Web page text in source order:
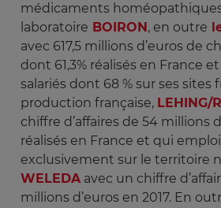
médicaments
laboratoire BOIRON , en outre
avec 617,5 millions d’euros de
dont 61,3% réalisés en France
salariés dont 68 % sur ses sites
production française, LEHING/
chiffre d’affaires de 54 millions
réalisés en France et qui
exclusivement sur le territoire
WELEDAavec un chiffre
millions d’euros en 2017. En